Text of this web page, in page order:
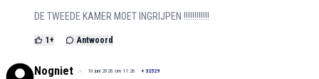
DE TWEEDE KAMER MOET INGRIJPEN !!!!!!!!!!!!
1 + Antwoord
Nogniet 10 juni 2026 om 11:26 + 32529